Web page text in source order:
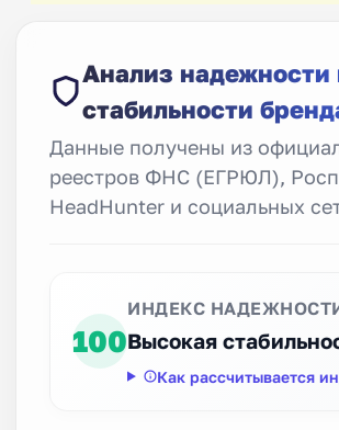
Анализ надежности
стабильности
Данные получены из
реестров ФНС (ЕГРЮЛ),
HeadHunter и социальных
100
ИНДЕКС
Высокая
Как рассчитывается